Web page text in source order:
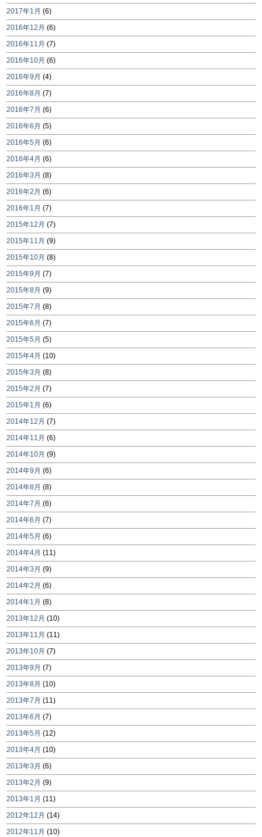
2017年1月 (6)
2016年12月 (6)
2016年11月 (7)
2016年10月 (6)
2016年9月 (4)
2016年8月 (7)
2016年7月 (6)
2016年6月 (5)
2016年5月 (6)
2016年4月 (6)
2016年3月 (8)
2016年2月 (6)
2016年1月 (7)
2015年12月 (7)
2015年11月 (9)
2015年10月 (8)
2015年9月 (7)
2015年8月 (9)
2015年7月 (8)
2015年6月 (7)
2015年5月 (5)
2015年4月 (10)
2015年3月 (8)
2015年2月 (7)
2015年1月 (6)
2014年12月 (7)
2014年11月 (6)
2014年10月 (9)
2014年9月 (6)
2014年8月 (8)
2014年7月 (6)
2014年6月 (7)
2014年5月 (6)
2014年4月 (11)
2014年3月 (9)
2014年2月 (6)
2014年1月 (8)
2013年12月 (10)
2013年11月 (11)
2013年10月 (7)
2013年9月 (7)
2013年8月 (10)
2013年7月 (11)
2013年6月 (7)
2013年5月 (12)
2013年4月 (10)
2013年3月 (6)
2013年2月 (9)
2013年1月 (11)
2012年12月 (14)
2012年11月 (10)